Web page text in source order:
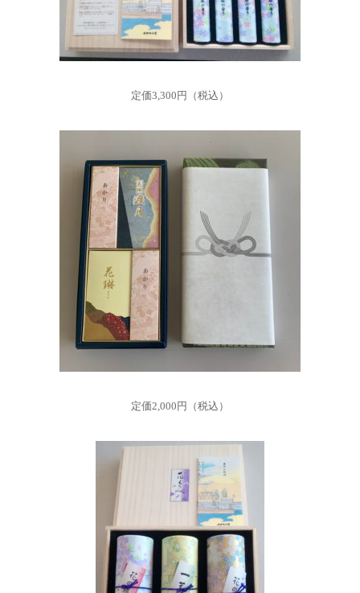
定価3,300円（税込）
定価2,000円（税込）